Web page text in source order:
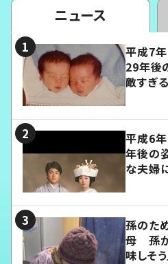
ニュース
平成7
29年後
敵すぎる
平成6
年後の
な夫婦
孫のた
母 孫が
味しそう